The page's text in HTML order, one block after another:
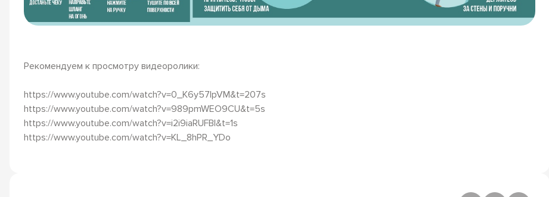
Рекомендуем к просмотру видеоролики:
https://www.youtube.com/watch?v=0_K6y57IpVM&t=207s
https://www.youtube.com/watch?v=989pmWEO9CU&t=5s
https://www.youtube.com/watch?v=i2i9iaRUFBI&t=1s
https://www.youtube.com/watch?v=KL_8hPR_YDo